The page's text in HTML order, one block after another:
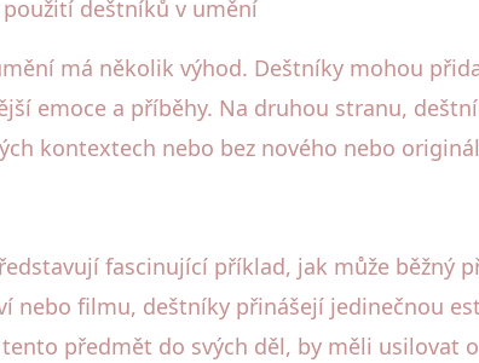
deštníků v umění
má několik výhod. Deštníky mohou
emoce a příběhy. Na druhou stranu,
kontextech nebo bez nového nebo
fascinující příklad, jak může běžný
nebo filmu, deštníky přinášejí jedinečnou
předmět do svých děl, by měli usilovat